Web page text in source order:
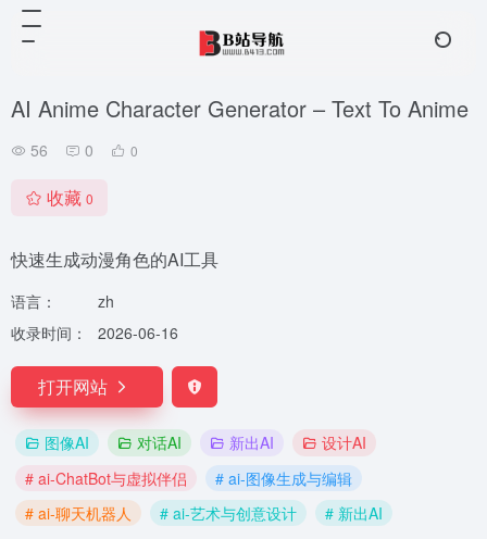
AI Anime Character Generator – Text To Anime
56 0 0
收藏 0
快速生成动漫角色的AI工具
语言：
zh
收录时间：
2026-06-16
打开网站
图像AI 对话AI 新出AI
设计AI
# ai-ChatBot与虚拟伴侣
# ai-图像生成与编辑
# ai-聊天机器人
# ai-艺术与创意设计 # 新出AI